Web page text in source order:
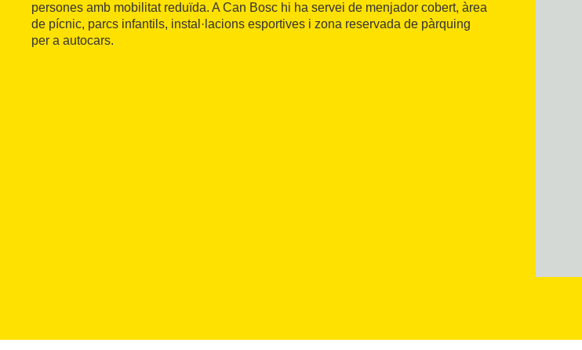
persones amb mobilitat reduïda. A Can Bosc hi ha servei de menjador cobert, àrea
de pícnic, parcs infantils, instal·lacions esportives i zona reservada de pàrquing
per a autocars.